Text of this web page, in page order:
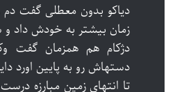
زمان بیشتر به خودش داد
دژکام هم همزمان گفت
دستهاش رو به پایین اورد